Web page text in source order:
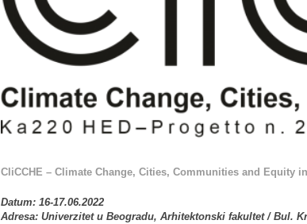
CliCCHE – Climate Change, Cities, Communities and Equity
Datum: 16-17.06.2022
Adresa: Univerzitet u Beogradu, Arhitektonski fakultet / Bul.